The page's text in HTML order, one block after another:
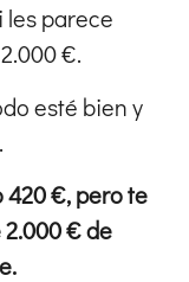
les parece
€.
esté bien y
€, pero te
€ de